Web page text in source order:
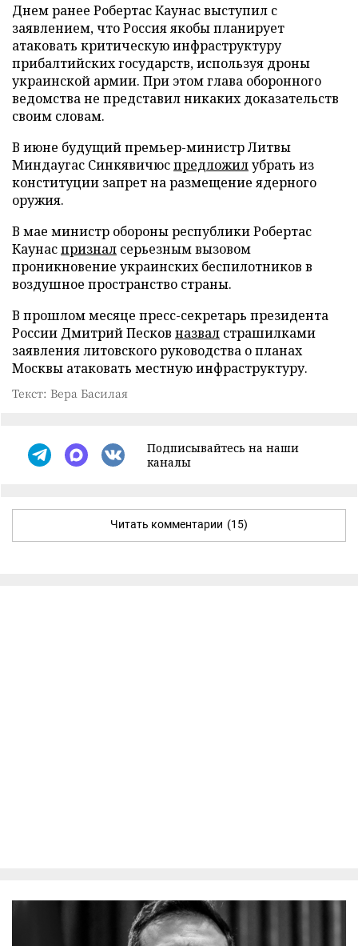
Днем ранее Робертас Каунас выступил с
заявлением, что Россия якобы планирует
атаковать критическую инфраструктуру
прибалтийских государств, используя дроны
украинской армии. При этом глава оборонного
ведомства не представил никаких доказательств
своим словам.
В июне будущий премьер-министр Литвы
Миндаугас Синкявичюспредложилубрать из
конституции запрет на размещение ядерного
оружия.
В мае министр обороны республики Робертас
Каунаспризнал серьезным вызовом
проникновение украинских беспилотников в
воздушное пространство страны.
В прошлом месяце пресс-секретарь президента
России Дмитрий Песков назвал страшилками
заявления литовского руководства о планах
Москвы атаковать местную инфраструктуру.
Текст: Вера Басилая
Подписывайтесь на наши
каналы
Читать комментарии (15)